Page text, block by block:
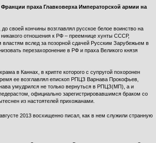
праха Главковерха Императорской армии на
своей кончины возглавлял русское белое воинство на
отношения к РФ – преемнице хунты СССР,
властям вслед за позорной сдачей Русским Зарубежьем в
перезахоронение в РФ и праха Великого князя
в Каннах, в крипте которого с супругой похоронен
ее возглавлял епископ РПЦЗ Варнава Прокофьев,
умудрился не только вернуться в РПЦЗ(МП), а и
официально зарегистрировавшимся браком со
из настоятелей прихожанами.
2013 восхищенно писал, как в нем служили странную